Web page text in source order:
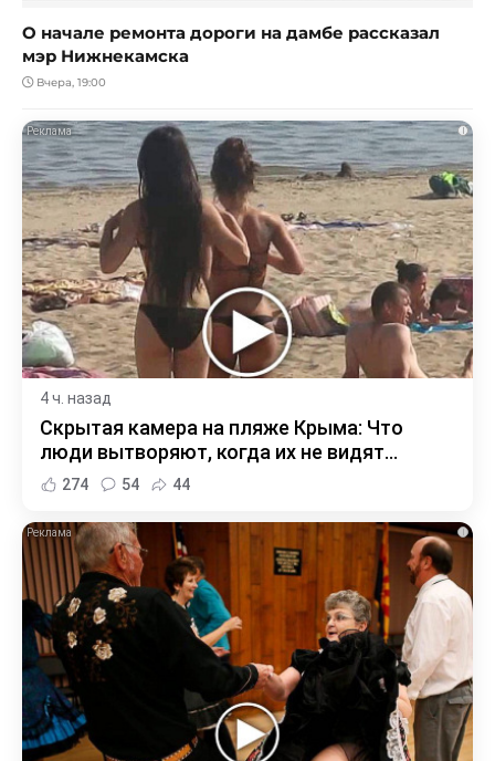
О начале ремонта дороги на дамбе рассказал
мэр Нижнекамска
Вчера, 19:00
i
4 ч. назад
Скрытая камера на пляже Крыма: Что
люди вытворяют, когда их не видят...
274 54 44
i